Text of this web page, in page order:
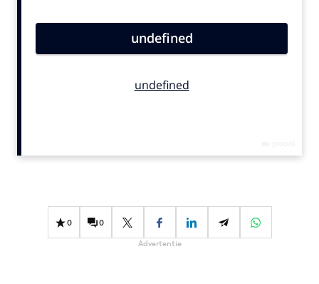
Carriere
Diversiteit
0 0
Advertentie